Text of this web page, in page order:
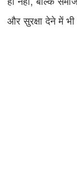
और सुरक्षा देने में भी